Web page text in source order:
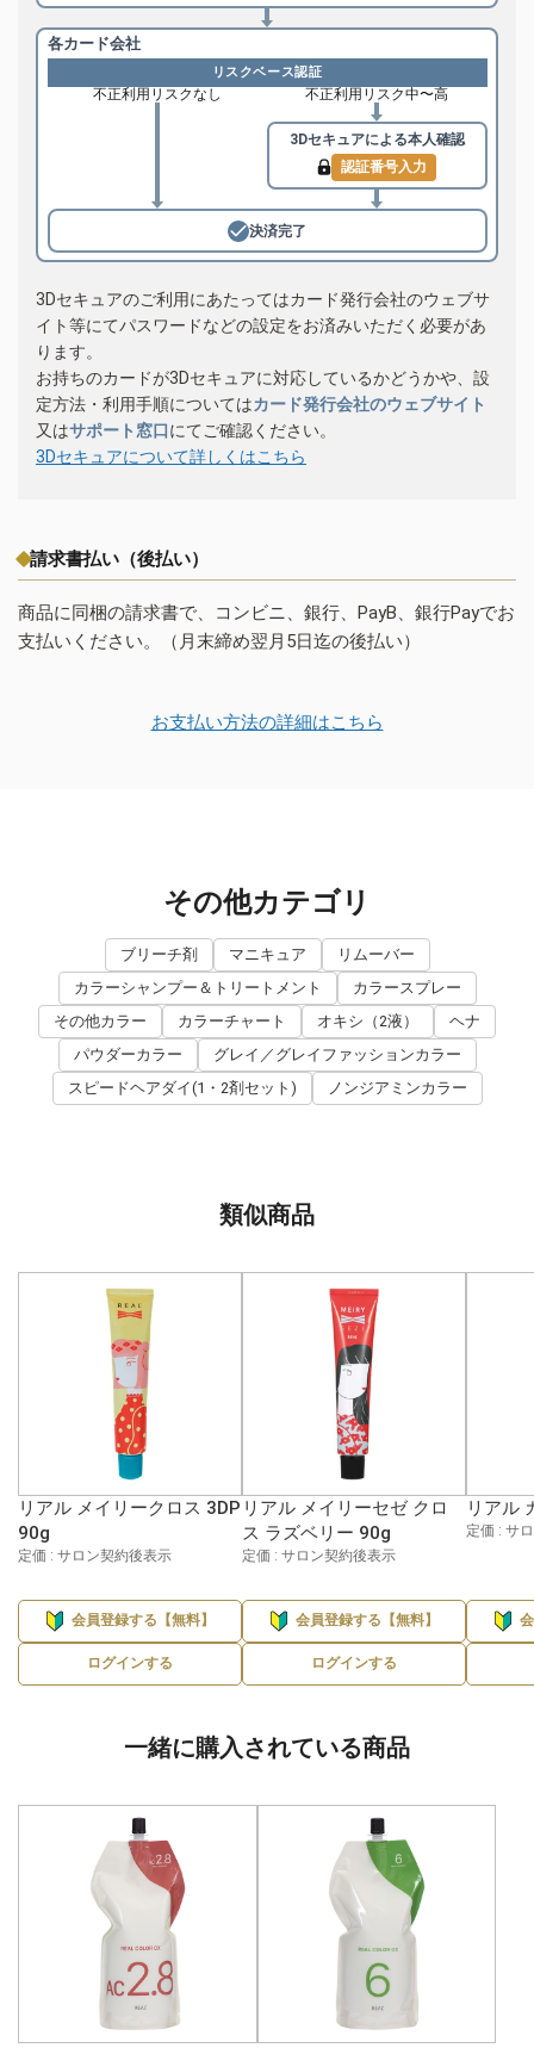
各カード会社
リスクベース認証
不正利用リスクなし 不正利用リスク中〜高
3Dセキュアによる本人確認
認証番号入力
決済完了
3Dセキュアのご利用にあたってはカード発行会社のウェブサ
イト等にてパスワードなどの設定をお済みいただく必要があ
ります。
お持ちのカードが3Dセキュアに対応しているかどうかや、設
定方法・利用手順についてはカード発行会社のウェブサイト
又はサポート窓口にてご確認ください。
3Dセキュアについて詳しくはこちら
請求書払い（後払い）
商品に同梱の請求書で、コンビニ、銀行、PayB、銀行Payでお
支払いください。（月末締め翌月5日迄の後払い）
お支払い方法の詳細はこちら
その他カテゴリ
ブリーチ剤 マニキュア
リムーバー
カラーシャンプー＆トリートメント
カラースプレー
その他カラー
カラーチャート オキシ（2液）
ヘナ
パウダーカラー
グレイ／グレイファッションカラー
スピードヘアダイ(1・2剤セット)
ノンジアミンカラー
類似商品
リアル メイリークロス 3DP
90g
定価 : サロン契約後表示
会員登録する【無料】
ログインする
リアル メイリーセゼ クロ
ス ラズベリー 90g
定価 : サロン契約後表示
会員登録する【無料】
ログインする
リアル
定価 : サ
一緒に購入されている商品